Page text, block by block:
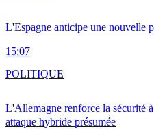
L'Espagne anticipe une nouvelle
15:07
L'Allemagne renforce la sécurité
attaque hybride présumée
POLITIQUE